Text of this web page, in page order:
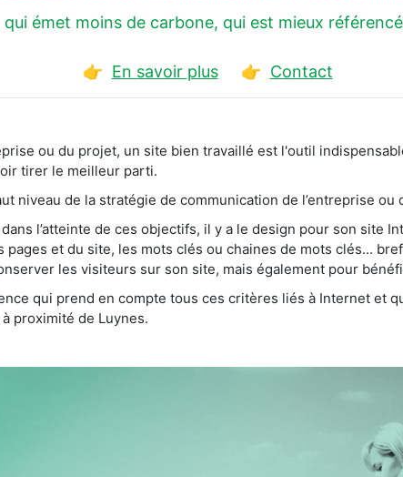
émet moins de carbone, qui est mieux
👉 En savoir plus 👉 Contact
ou du projet, un site bien travaillé est l'outil
tirer le meilleur parti.
niveau de la stratégie de communication de l’entreprise ou
l’atteinte de ces objectifs, il y a le design pour son site
et du site, les mots clés ou chaines de mots clés...
les visiteurs sur son site, mais également pour
qui prend en compte tous ces critères liés à Internet et
proximité de Luynes.